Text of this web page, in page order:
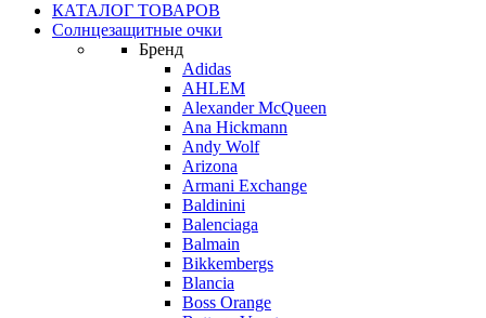
КАТАЛОГ ТОВАРОВ
Солнцезащитные очки
Бренд
Adidas
AHLEM
Alexander McQueen
Ana Hickmann
Andy Wolf
Arizona
Armani Exchange
Baldinini
Balenciaga
Balmain
Bikkembergs
Blancia
Boss Orange